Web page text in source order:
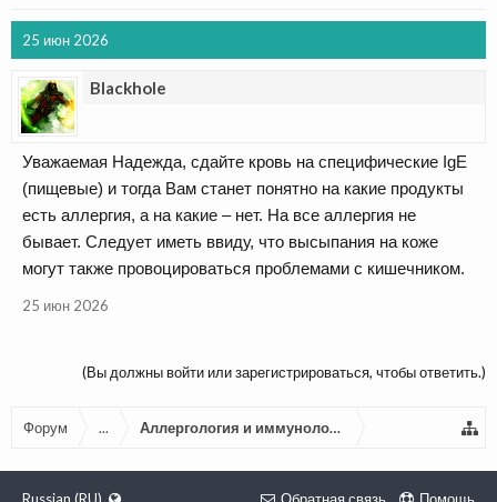
25 июн 2026
Blackhole
Уважаемая Надежда, сдайте кровь на специфические IgE
(пищевые) и тогда Вам станет понятно на какие продукты
есть аллергия, а на какие – нет. На все аллергия не
бывает. Следует иметь ввиду, что высыпания на коже
могут также провоцироваться проблемами с кишечником.
25 июн 2026
(Вы должны войти или зарегистрироваться, чтобы ответить.)
Форум ... Аллергология и иммунология